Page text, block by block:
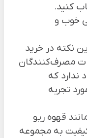
کنید.
خوب و
نکته در خرید
مصرف‌کنندگان
ندارد که
تجربه
قهوه ریو
به مجموعه